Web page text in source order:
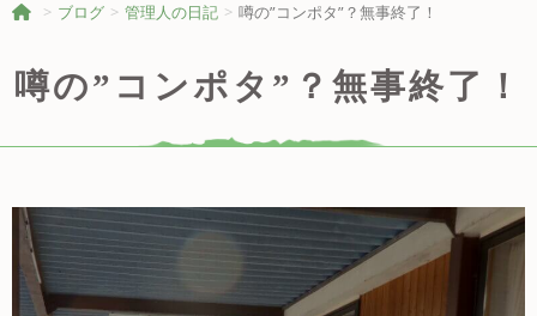
ブログ 管理人の日記 噂の”コンポタ”？無事終了！
噂の”コンポタ”？無事終了！